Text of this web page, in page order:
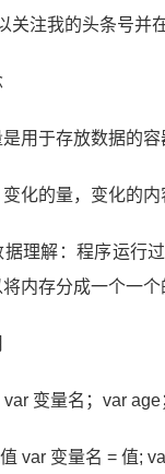
关注我的头条号并
用于存放数据的
化的量，变化的
据理解：程序运行
内存分成一个一
变量名；var
var 变量名 = 值;